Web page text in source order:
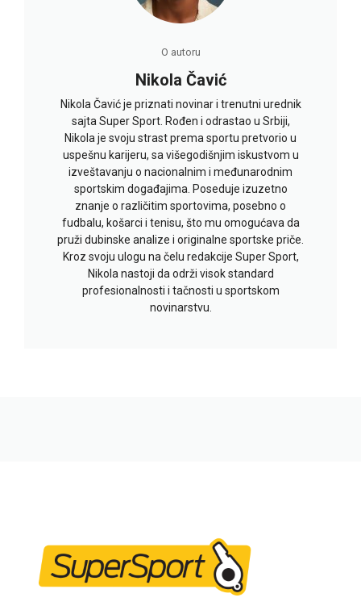
O autoru
Nikola Čavić
Nikola Čavić je priznati novinar i trenutni urednik
sajta Super Sport. Rođen i odrastao u Srbiji,
Nikola je svoju strast prema sportu pretvorio u
uspešnu karijeru, sa višegodišnjim iskustvom u
izveštavanju o nacionalnim i međunarodnim
sportskim događajima. Poseduje izuzetno
znanje o različitim sportovima, posebno o
fudbalu, košarci i tenisu, što mu omogućava da
pruži dubinske analize i originalne sportske priče.
Kroz svoju ulogu na čelu redakcije Super Sport,
Nikola nastoji da održi visok standard
profesionalnosti i tačnosti u sportskom
novinarstvu.